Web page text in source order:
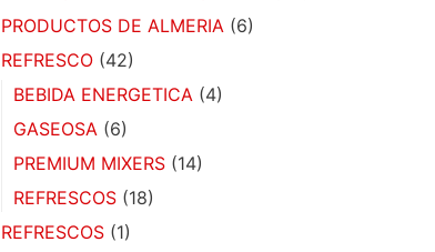
PRODUCTOS DE ALMERIA (6)
REFRESCO (42)
BEBIDA ENERGETICA (4)
GASEOSA (6)
PREMIUM MIXERS (14)
REFRESCOS (18)
REFRESCOS (1)